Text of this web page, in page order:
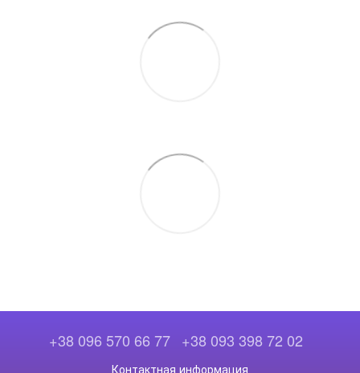
+38 096 570 66 77 +38 093 398 72 02
Контактная информация